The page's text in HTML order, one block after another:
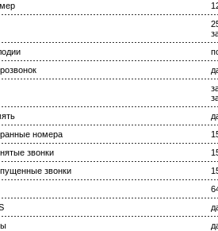
номера
звонки
звонки